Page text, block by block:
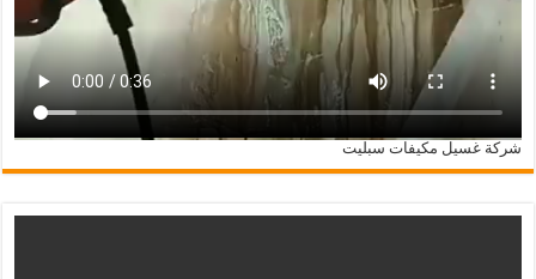
شركة غسيل مكيفات سبليت